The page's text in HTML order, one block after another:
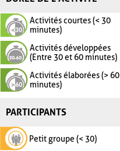
Activités courtes (< 30
minutes)
Activités développées
(Entre 30 et 60 minutes)
Activités élaborées (> 60
minutes)
PARTICIPANTS
Petit groupe (< 30)